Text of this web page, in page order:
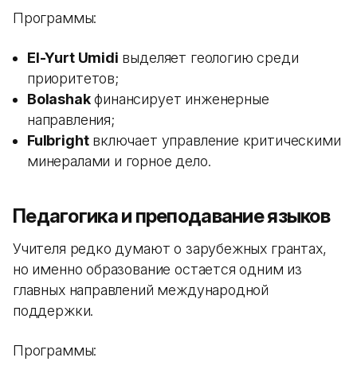
Программы:
El-Yurt Umidi выделяет геологию среди
приоритетов;
Bolashakфинансирует инженерные
направления;
Fulbrightвключает управление критическими
минералами и горное дело.
Педагогика и преподавание языков
Учителя редко думают о зарубежных грантах,
но именно образование остается одним из
главных направлений международной
поддержки.
Программы: